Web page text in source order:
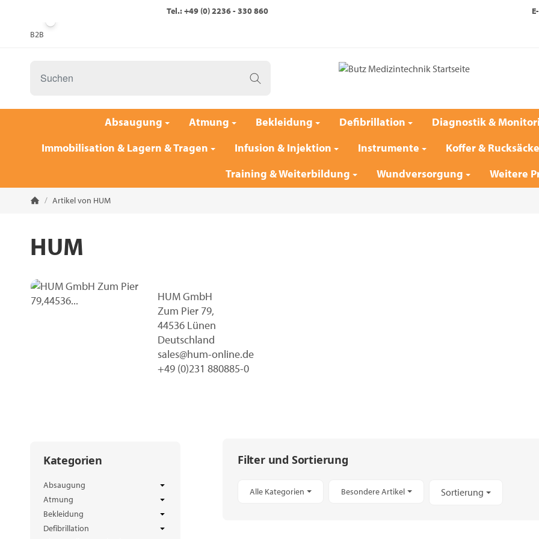
Tel.: +49 (0) 2236 - 330 860
B2B
Absaugung Atmung Bekleidung Defibrillation Diagnostik &
Immobilisation & Lagern & Tragen
Infusion & Injektion Instrumente Koffer &
Training & Weiterbildung
Wundversorgung Weitere
/ Artikel von HUM
HUM
HUM GmbH
Zum Pier 79,
44536 Lünen
Deutschland
sales@hum-online.de
+49 (0)231 880885-0
Filter und Sortierung
Alle Kategorien Besondere Artikel Sortierung
Kategorien
Absaugung
Atmung
Bekleidung
Defibrillation